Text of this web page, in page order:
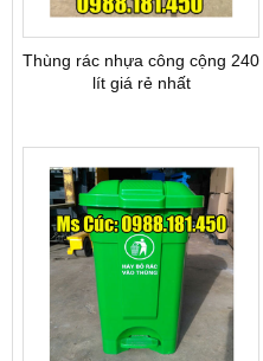
Thùng rác nhựa công cộng 240
lít giá rẻ nhất